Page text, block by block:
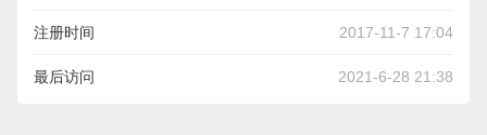
注册时间 2017-11-7 17:04
最后访问 2021-6-28 21:38